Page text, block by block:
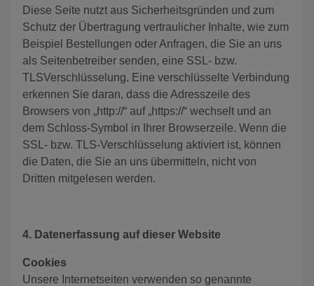
Diese Seite nutzt aus Sicherheitsgründen und zum
Schutz der Übertragung vertraulicher Inhalte, wie zum
Beispiel Bestellungen oder Anfragen, die Sie an uns
als Seitenbetreiber senden, eine SSL- bzw.
TLSVerschlüsselung. Eine verschlüsselte Verbindung
erkennen Sie daran, dass die Adresszeile des
Browsers von „http://“ auf „https://“ wechselt und an
dem Schloss-Symbol in Ihrer Browserzeile. Wenn die
SSL- bzw. TLS-Verschlüsselung aktiviert ist, können
die Daten, die Sie an uns übermitteln, nicht von
Dritten mitgelesen werden.
4. Datenerfassung auf dieser Website
Cookies
Unsere Internetseiten verwenden so genannte